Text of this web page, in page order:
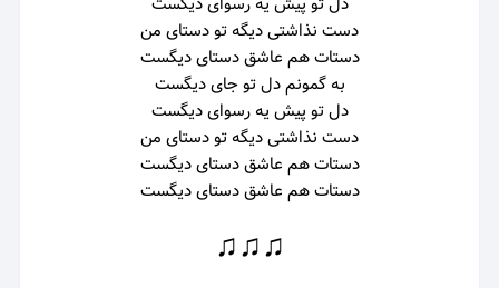
دست نذاشتی دیگه تو دستای من
دستات هم عاشق دستای دیگست
به گمونم دل تو جای دیگست
دل تو پیش یه رسوای دیگست
دست نذاشتی دیگه تو دستای من
دستات هم عاشق دستای دیگست
دستات هم عاشق دستای دیگست
♫♫♫